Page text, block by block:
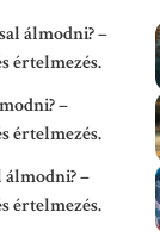
álmodni? –
értelmezés.
–
értelmezés.
–
értelmezés.